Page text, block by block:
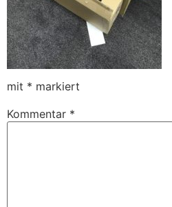
mit * markiert
Kommentar *